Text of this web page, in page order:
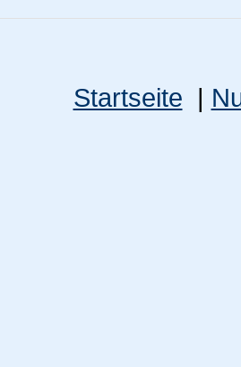
Startseite |